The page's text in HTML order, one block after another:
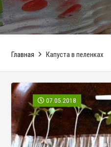
❅
❅
Главная Капуста в пеленках
07.05.2018